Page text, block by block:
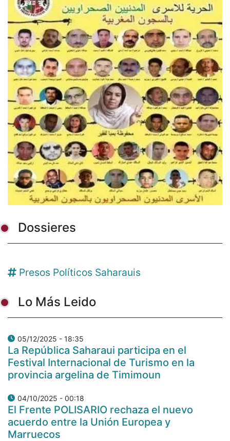
Dossieres
Presos Políticos Saharauis
Lo Más Leido
05/12/2025 - 18:35
La República Saharaui participa en el
Festival Internacional de Turismo en la
provincia argelina de Timimoun
04/10/2025 - 00:18
El Frente POLISARIO rechaza el nuevo
acuerdo entre la Unión Europea y
Marruecos